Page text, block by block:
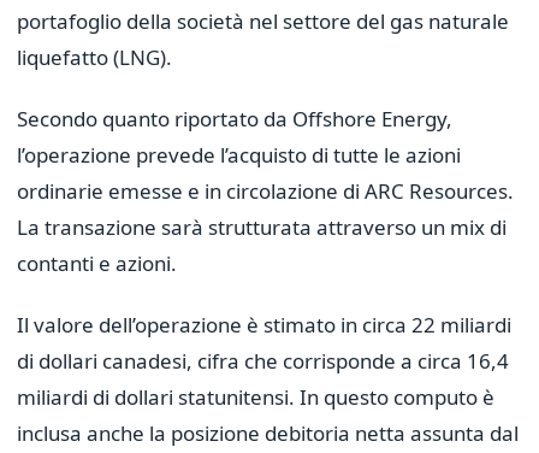
portafoglio della società nel settore del gas naturale
liquefatto (LNG).
Secondo quanto riportato da Offshore Energy,
l’operazione prevede l’acquisto di tutte le azioni
ordinarie emesse e in circolazione di ARC Resources.
La transazione sarà strutturata attraverso un mix di
contanti e azioni.
Il valore dell’operazione è stimato in circa 22 miliardi
di dollari canadesi, cifra che corrisponde a circa 16,4
miliardi di dollari statunitensi. In questo computo è
inclusa anche la posizione debitoria netta assunta dal